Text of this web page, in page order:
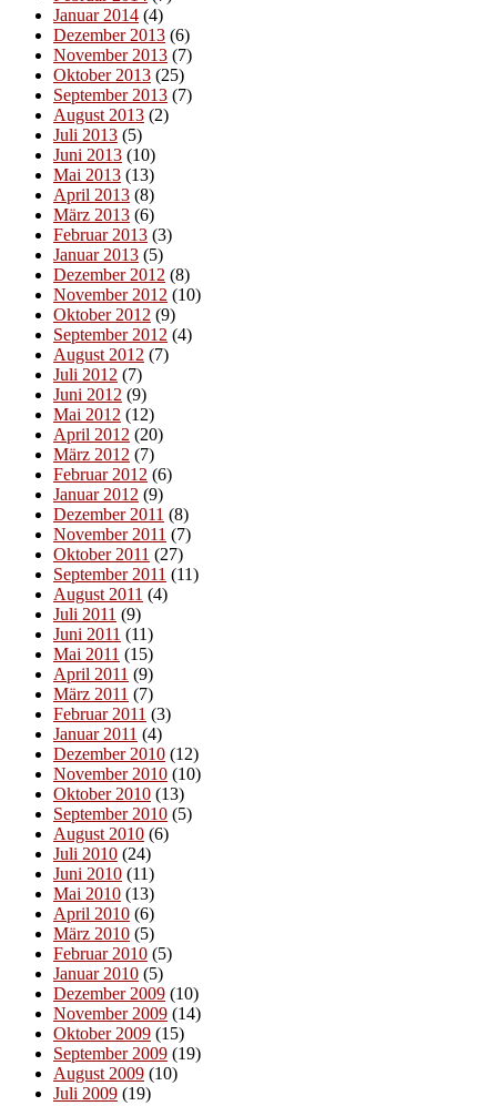
Januar 2014 (4)
Dezember 2013 (6)
November 2013 (7)
Oktober 2013 (25)
September 2013 (7)
August 2013 (2)
Juli 2013 (5)
Juni 2013 (10)
Mai 2013 (13)
April 2013 (8)
März 2013 (6)
Februar 2013 (3)
Januar 2013 (5)
Dezember 2012 (8)
November 2012 (10)
Oktober 2012 (9)
September 2012 (4)
August 2012 (7)
Juli 2012 (7)
Juni 2012 (9)
Mai 2012 (12)
April 2012 (20)
März 2012 (7)
Februar 2012 (6)
Januar 2012 (9)
Dezember 2011 (8)
November 2011 (7)
Oktober 2011 (27)
September 2011 (11)
August 2011 (4)
Juli 2011 (9)
Juni 2011 (11)
Mai 2011 (15)
April 2011 (9)
März 2011 (7)
Februar 2011 (3)
Januar 2011 (4)
Dezember 2010 (12)
November 2010 (10)
Oktober 2010 (13)
September 2010 (5)
August 2010 (6)
Juli 2010 (24)
Juni 2010 (11)
Mai 2010 (13)
April 2010 (6)
März 2010 (5)
Februar 2010 (5)
Januar 2010 (5)
Dezember 2009 (10)
November 2009 (14)
Oktober 2009 (15)
September 2009 (19)
August 2009 (10)
Juli 2009 (19)